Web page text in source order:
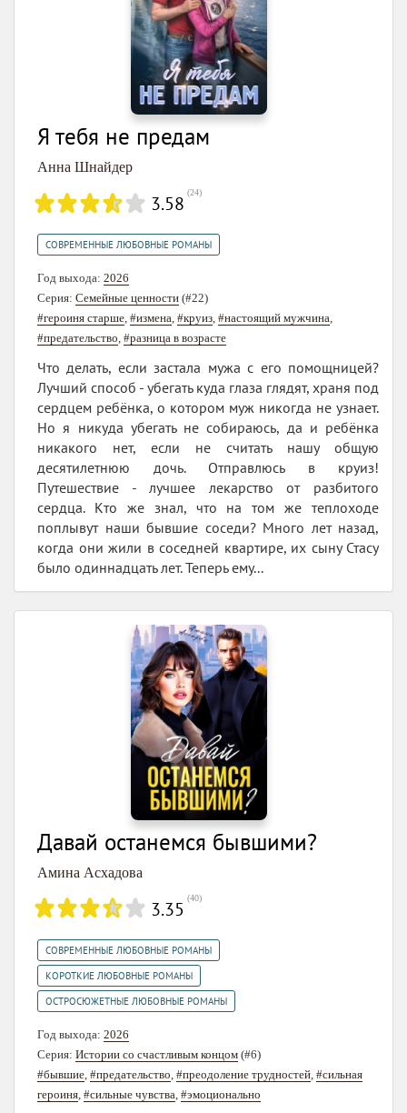
Я тебя не предам
Анна Шнайдер
3.58 (24)
СОВРЕМЕННЫЕ ЛЮБОВНЫЕ РОМАНЫ
Год выхода: 2026
Серия: Семейные ценности (#22)
#героиня старше, #измена, #круиз, #настоящий мужчина,
#предательство, #разница в возрасте
Что делать, если застала мужа с его помощницей?
Лучший способ - убегать куда глаза глядят, храня под
сердцем ребёнка, о котором муж никогда не узнает.
Но я никуда убегать не собираюсь, да и ребёнка
никакого нет, если не считать нашу общую
десятилетнюю дочь. Отправлюсь в круиз!
Путешествие - лучшее лекарство от разбитого
сердца. Кто же знал, что на том же теплоходе
поплывут наши бывшие соседи? Много лет назад,
когда они жили в соседней квартире, их сыну Стасу
было одиннадцать лет. Теперь ему...
Давай останемся бывшими?
Амина Асхадова
3.35 (40)
СОВРЕМЕННЫЕ ЛЮБОВНЫЕ РОМАНЫ
КОРОТКИЕ ЛЮБОВНЫЕ РОМАНЫ
ОСТРОСЮЖЕТНЫЕ ЛЮБОВНЫЕ РОМАНЫ
Год выхода: 2026
Серия: Истории со счастливым концом (#6)
#бывшие #предательство #преодоление трудностей #сильная
героиня #сильные чувства #эмоционально